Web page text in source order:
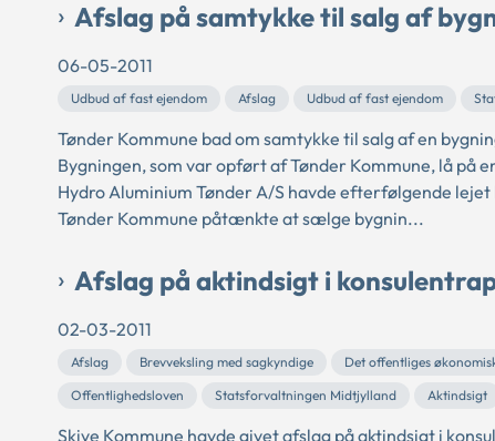
Afslag på samtykke til salg af
06-05-2011
Udbud af fast ejendom Afslag Udbud af fast ejendom
Tønder Kommune bad om samtykke til salg af en
Bygningen, som var opført af Tønder Kommune, lå på
Hydro Aluminium Tønder A/S havde efterfølgende
Tønder Kommune påtænkte at sælge bygnin...
Afslag på aktindsigt i
02-03-2011
Afslag Brevveksling med sagkyndige Det offentliges
Offentlighedsloven
Statsforvaltningen Midtjylland Aktindsigt
Skive Kommune havde givet afslag på aktindsigt i